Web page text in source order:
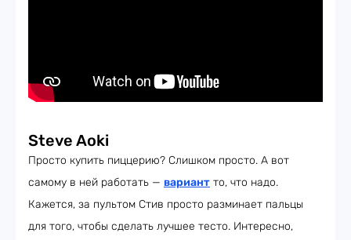
Steve Aoki
Просто купить пиццерию? Слишком просто. А вот
самому в ней работать — вариант то, что надо.
Кажется, за пультом Стив просто разминает пальцы
для того, чтобы сделать лучшее тесто. Интересно,